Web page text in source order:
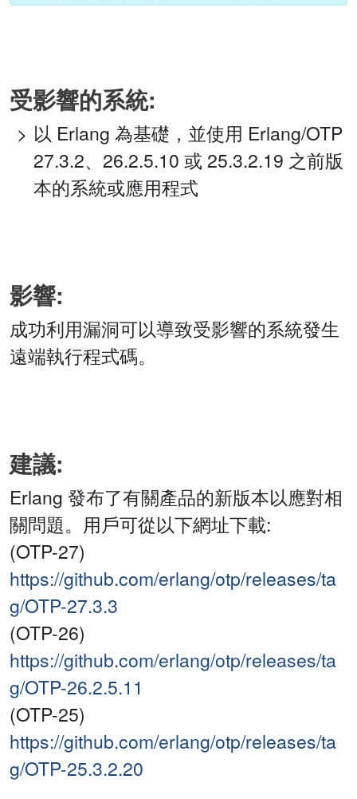
受影響的系統:
以 Erlang 為基礎，並使用 Erlang/OTP
27.3.2、26.2.5.10 或 25.3.2.19 之前版
本的系統或應用程式
影響:
成功利用漏洞可以導致受影響的系統發生
遠端執行程式碼。
建議:
Erlang 發布了有關產品的新版本以應對相
關問題。用戶可從以下網址下載:
(OTP-27)
https://github.com/erlang/otp/releases/ta
g/OTP-27.3.3
(OTP-26)
https://github.com/erlang/otp/releases/ta
g/OTP-26.2.5.11
(OTP-25)
https://github.com/erlang/otp/releases/ta
g/OTP-25.3.2.20